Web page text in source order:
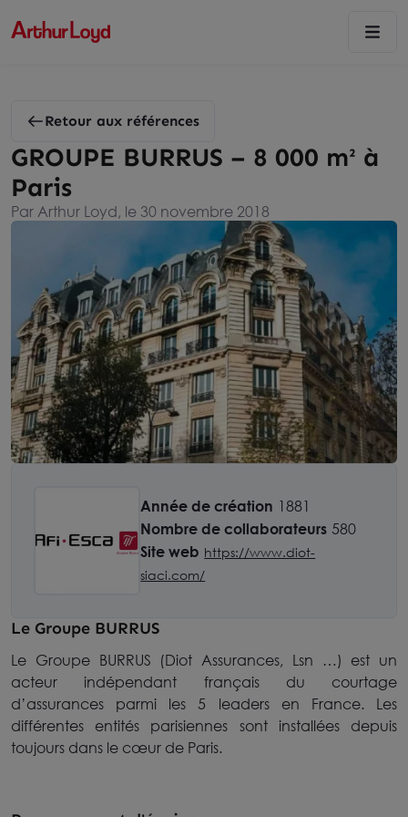
Retour aux références
GROUPE BURRUS – 8 000 m² à
Paris
Par Arthur Loyd, le 30 novembre 2018
Année de création 1881
Nombre de collaborateurs 580
Site web https://www.diot-
siaci.com/
Le Groupe BURRUS
Le Groupe BURRUS (Diot Assurances, Lsn …) est un
acteur indépendant français du courtage
d’assurances parmi les 5 leaders en France. Les
différentes entités parisiennes sont installées depuis
toujours dans le cœur de Paris.